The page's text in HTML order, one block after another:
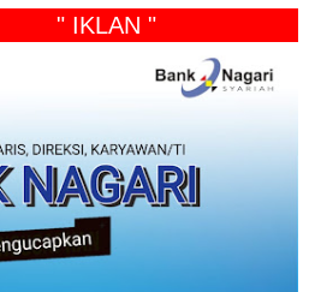
" IKLAN "